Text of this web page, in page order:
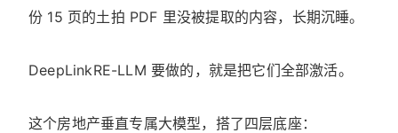
份 15 页的土拍 PDF 里没被提取的内容，长期沉睡。
DeepLinkRE-LLM 要做的，就是把它们全部激活。
这个房地产垂直专属大模型，搭了四层底座：